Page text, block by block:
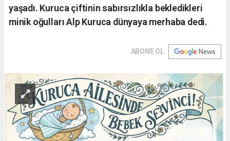
yaşadı. Kuruca çiftinin sabırsızlıkla bekledikleri
minik oğulları Alp Kuruca dünyaya merhaba dedi.
ABONE OL